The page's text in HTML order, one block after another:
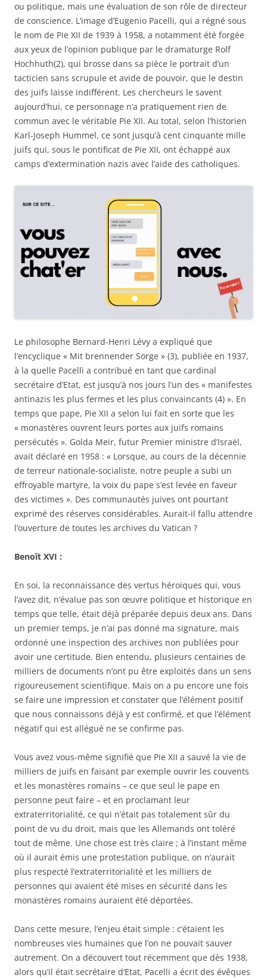
ou politique, mais une évaluation de son rôle de directeur
de conscience. L’image d’Eugenio Pacelli, qui a régné sous
le nom de Pie XII de 1939 à 1958, a notamment été forgée
aux yeux de l’opinion publique par le dramaturge Rolf
Hochhuth(2), qui brosse dans sa pièce le portrait d’un
tacticien sans scrupule et avide de pouvoir, que le destin
des juifs laisse indifférent. Les chercheurs le savent
aujourd’hui, ce personnage n’a pratiquement rien de
commun avec le véritable Pie XII. Au total, selon l’historien
Karl-Joseph Hummel, ce sont jusqu’à cent cinquante mille
juifs qui, sous le pontificat de Pie XII, ont échappé aux
camps d’extermination nazis avec l’aide des catholiques.
Le philosophe Bernard-Henri Lévy a expliqué que
l’encyclique « Mit brennender Sorge » (3), publiée en 1937,
à la quelle Pacelli a contribué en tant que cardinal
secrétaire d’Etat, est jusqu’à nos jours l’un des « manifestes
antinazis les plus fermes et les plus convaincants (4) ». En
temps que pape, Pie XII a selon lui fait en sorte que les
« monastères ouvrent leurs portes aux juifs romains
persécutés ». Golda Meir, futur Premier ministre d’Israël,
avait déclaré en 1958 : « Lorsque, au cours de la décennie
de terreur nationale-socialiste, notre peuple a subi un
effroyable martyre, la voix du pape s’est levée en faveur
des victimes ». Des communautés juives ont pourtant
exprimé des réserves considérables. Aurait-il fallu attendre
l’ouverture de toutes les archives du Vatican ?
Benoît XVI :
En soi, la reconnaissance des vertus héroïques qui, vous
l’avez dit, n’évalue pas son œuvre politique et historique en
temps que telle, était déjà préparée depuis deux ans. Dans
un premier temps, je n’ai pas donné ma signature, mais
ordonné une inspection des archives non publiées pour
avoir une certitude. Bien entendu, plusieurs centaines de
milliers de documents n’ont pu être exploités dans un sens
rigoureusement scientifique. Mais on a pu encore une fois
se faire une impression et constater que l’élément positif
que nous connaissons déjà y est confirmé, et que l’élément
négatif qui est allégué ne se confirme pas.
Vous avez vous-même signifié que Pie XII a sauvé la vie de
milliers de juifs en faisant par exemple ouvrir les couvents
et les monastères romains – ce que seul le pape en
personne peut faire – et en proclamant leur
extraterritorialité, ce qui n’était pas totalement sûr du
point de vu du droit, mais que les Allemands ont toléré
tout de même. Une chose est très claire ; à l’instant même
où il aurait émis une protestation publique, on n’aurait
plus respecté l’extraterritorialité et les milliers de
personnes qui avaient été mises en sécurité dans les
monastères romains auraient été déportées.
Dans cette mesure, l’enjeu était simple : c’étaient les
nombreuses vies humaines que l’on ne pouvait sauver
autrement. On a découvert tout récemment que dès 1938,
alors qu’il était secrétaire d’Etat, Pacelli a écrit des évêques